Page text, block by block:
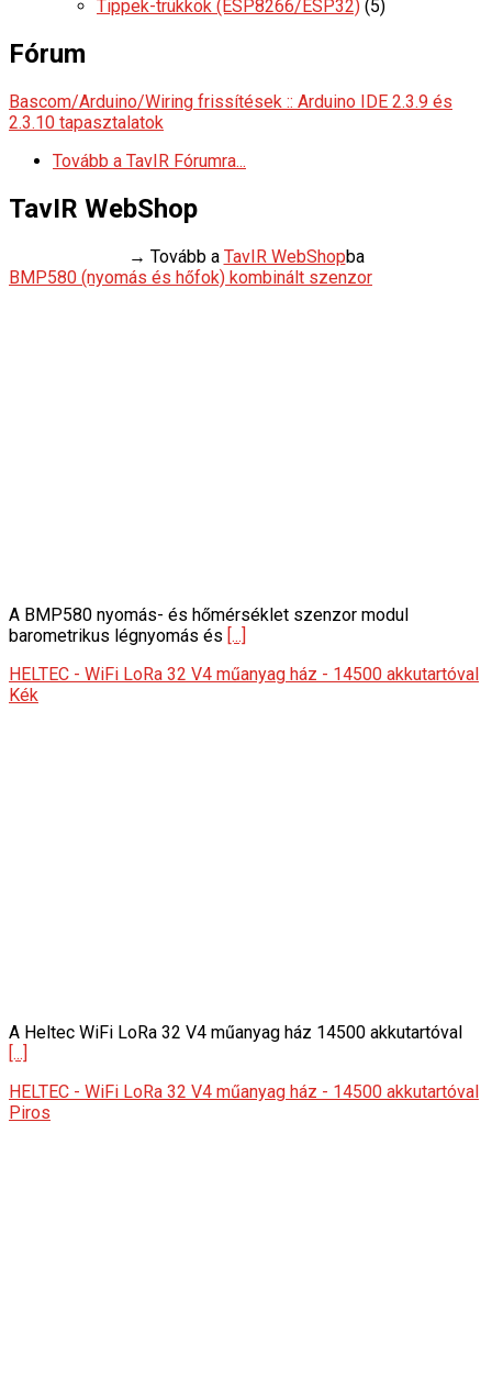
Tippek-trükkök (ESP8266/ESP32) (5)
Fórum
Bascom/Arduino/Wiring frissítések :: Arduino IDE 2.3.9 és
2.3.10 tapasztalatok
Tovább a TavIR Fórumra...
TavIR WebShop
→ Tovább a TavIR WebShopba
BMP580 (nyomás és hőfok) kombinált szenzor
A BMP580 nyomás- és hőmérséklet szenzor modul
barometrikus légnyomás és [...]
HELTEC - WiFi LoRa 32 V4 műanyag ház - 14500 akkutartóval
Kék
A Heltec WiFi LoRa 32 V4 műanyag ház 14500 akkutartóval
[...]
HELTEC - WiFi LoRa 32 V4 műanyag ház - 14500 akkutartóval
Piros